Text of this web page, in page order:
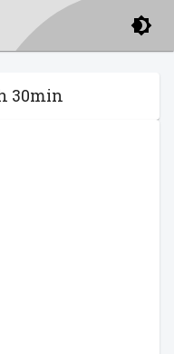
30min